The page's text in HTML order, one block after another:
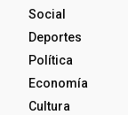
Social
Deportes
Política
Economía
Cultura